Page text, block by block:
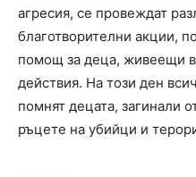
агресия, се провеждат
благотворителни акции,
помощ за деца, живеещи
действия. На този ден
помнят децата, загинали
ръцете на убийци и